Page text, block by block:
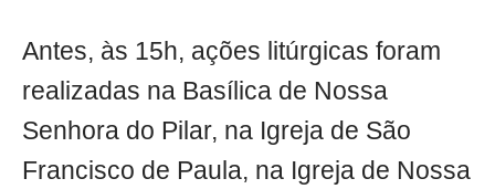
Antes, às 15h, ações litúrgicas foram
realizadas na Basílica de Nossa
Senhora do Pilar, na Igreja de São
Francisco de Paula, na Igreja de Nossa